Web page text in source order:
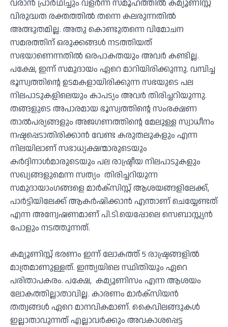
വരാൻ പ്രാർഥിച്ചും വളർന്ന സമൂഹത്തിൽ കമ്യൂണിസ്റ്റ്
വിരുദ്ധത രക്തത്തിൽ തന്നെ കലരുന്നതിൽ
അത്ഭുതമില്ല. അതു കൊണ്ടുതന്നെ വിമോചന
സമരത്തിന് ഒരുക്കങ്ങൾ നടത്തിയത്
സഭയാണെന്നതിൽ ഒരപാകതയും അവർ കണ്ടില്ല.
പക്ഷേ, ഇന്ന് സമുദായം ഏറെ മാറിയിരിക്കുന്നു. വമ്പിച്ച
ഭൂസ്വത്തിൻ്റെ ഉടമകളായിരിക്കുന്ന സഭയുടെ പല
നിലപാടുകളിലെയും കാപട്യം അവർ തിരിച്ചറിയുന്നു.
തങ്ങളുടെ അപാരമായ ഭൂസ്വത്തിൻ്റെ സംരക്ഷണ
താൽപര്യങ്ങളും അജഗണത്തിൻ്റെ മേലുള്ള സ്വാധീനം
നഷ്ടപ്പെടാതിരിക്കാൻ വേണ്ട കരുതലുകളും എന്ന
നിലയിലാണ് സഭാധ്യക്ഷന്മാരുടെയും
കർദ്ദിനാൾമാരുടെയും പല രാഷ്ട്രീയ നിലപാടുകളും
സഖ്യങ്ങളുമെന്ന സത്യം തിരിച്ചറിയുന്ന
സമുദായാംഗങ്ങളെ മാർക്സിസ്റ്റ് ആശയങ്ങളിലേക്ക്,
പാർട്ടിയിലേക്ക് ആകർഷിക്കാൻ എന്താണ് ചെയ്യേണ്ടത്
എന്ന അന്വേഷണമാണ് പി.ടി.യെപ്പോലെ സെബാസ്റ്റ്യൻ
പോളും നടത്തുന്നത്.
കമ്യൂണിസ്റ്റ് ഭരണം ഇന്ന് ലോകത്ത് 5 രാഷ്ട്രങ്ങളിൽ
മാത്രമാണുള്ളത്. ഇന്ത്യയിലെ സ്ഥിതിയും ഏറെ
പരിതാപകരം. പക്ഷേ, കമ്യൂണിസം എന്ന ആശയം
ലോകത്തില്ലാതാവില്ല. കാരണം മാർക്സിയൻ
തത്വങ്ങൾ ഏറെ മാനവികമാണ്. കൈവിലങ്ങുകൾ
ഇല്ലാതാവുന്നത് എല്ലാവർക്കും അവകാശപ്പെട്ട